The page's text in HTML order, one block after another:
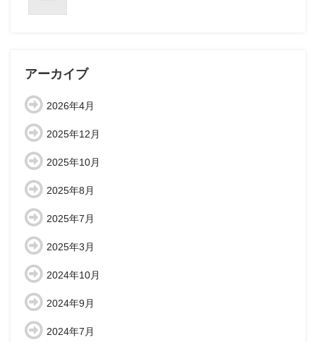
アーカイブ
2026年4月
2025年12月
2025年10月
2025年8月
2025年7月
2025年3月
2024年10月
2024年9月
2024年7月